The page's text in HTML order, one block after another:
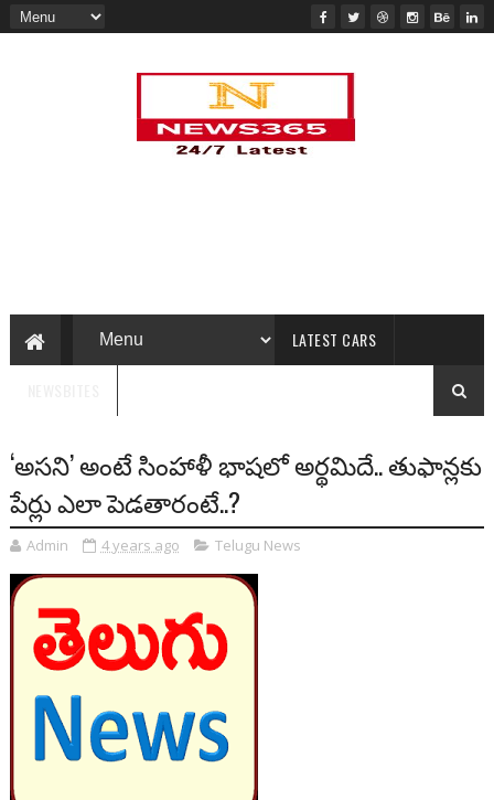
LATEST CARS
‘అసని’ అంటే సింహాళీ భాషలో అర్థమిదే.. తుఫాన్లకు
పేర్లు ఎలా పెడతారంటే..?
Admin 4 years ago Telugu News